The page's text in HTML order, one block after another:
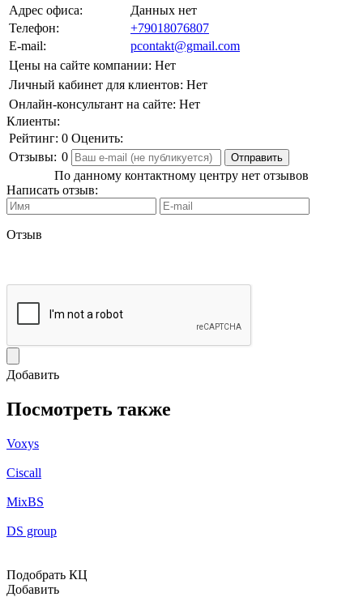
Адрес офиса:
Данных нет
Телефон:
+79018076807
E-mail:
pcontakt@gmail.com
Цены на сайте компании: Нет
Личный кабинет для клиентов: Нет
Онлайн-консультант на сайте: Нет
Клиенты:
Рейтинг: 0 Оценить:
Отзывы: 0
По данному контактному центру нет отзывов
Написать отзыв:
Отзыв
Добавить
Посмотреть также
Voxys
Ciscall
MixBS
DS group
Подобрать КЦ
Добавить